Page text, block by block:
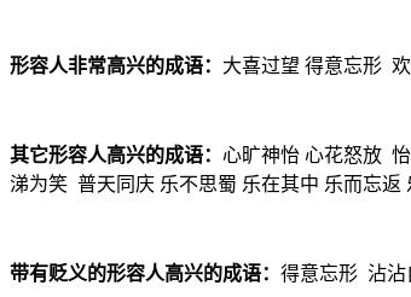
形容人非常高兴的成语： 大喜过望 得意忘形
其它形容人高兴的成语： 心旷神怡 心花怒放
涕为笑 普天同庆 乐不思蜀 乐在其中 乐而忘
带有贬义的形容人高兴的成语： 得意忘形 沾沾